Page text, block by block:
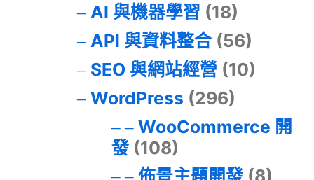
AI 與機器學習 (18)
API 與資料整合(56)
SEO 與網站經營 (10)
WordPress (296)
WooCommerce 開
發(108)
佈景主題開發(8)